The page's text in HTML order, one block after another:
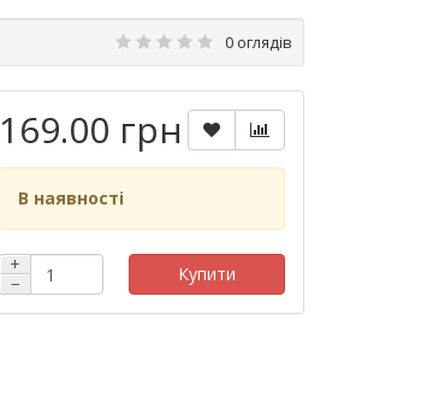
0 оглядів
169.00 грн
В наявності
+
−
Купити